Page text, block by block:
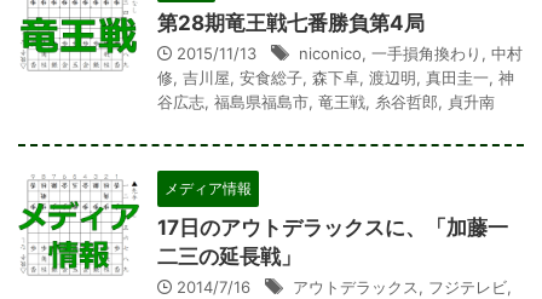
第28期竜王戦七番勝負第4局
2015/11/13 niconico, 一手損角換わり , 中村
修, 吉川屋, 安食総子, 森下卓, 渡辺明, 真田圭一, 神
谷広志, 福島県福島市, 竜王戦, 糸谷哲郎, 貞升南
メディア情報
17日のアウトデラックスに、「加藤一
二三の延長戦」
2014/7/16 アウトデラックス, フジテレビ,